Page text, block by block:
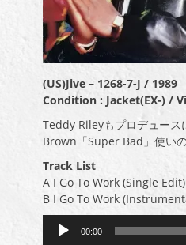
(US)Jive – 1268-7-J / 1989
Condition : Jacket(EX-) /
Teddy Rileyもプロデュース
Brown「Super Bad」使い
Track List
A I Go To Work (Single Edit)
B I Go To Work
00:00